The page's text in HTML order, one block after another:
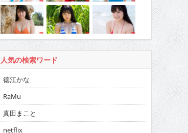
人気の検索ワード
徳江かな
RaMu
真田まこと
netflix